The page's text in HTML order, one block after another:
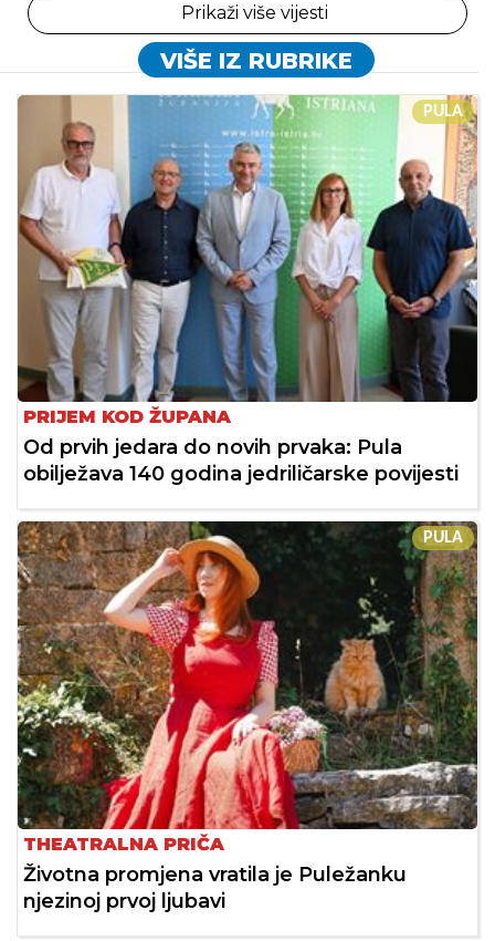
Prikaži više vijesti
VIŠE IZ RUBRIKE
PULA
PRIJEM KOD ŽUPANA
Od prvih jedara do novih prvaka: Pula
obilježava 140 godina jedriličarske povijesti
PULA
THEATRALNA PRIČA
Životna promjena vratila je Puležanku
njezinoj prvoj ljubavi